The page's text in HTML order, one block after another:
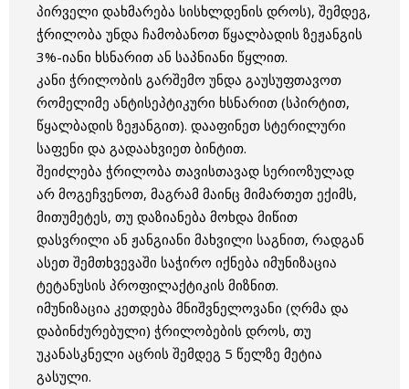
პირველი დახმარება სისხლდენის დროს), შემდეგ,
ჭრილობა უნდა ჩამობანოთ წყალბადის ზეჟანგის
3%-იანი ხსნარით ან საპნიანი წყლით.
კანი ჭრილობის გარშემო უნდა გაუსუფთავოთ
რომელიმე ანტისეპტიკური ხსნარით (სპირტით,
წყალბადის ზეჟანგით). დააფინეთ სტერილური
საფენი და გადაახვიეთ ბინტით.
შეიძლება ჭრილობა თავისთავად სერიოზულად
არ მოგეჩვენოთ, მაგრამ მაინც მიმართეთ ექიმს,
მითუმეტეს, თუ დაზიანება მოხდა მიწით
დასვრილი ან ჟანგიანი მახვილი საგნით, რადგან
ასეთ შემთხვევაში საჭირო იქნება იმუნიზაცია
ტეტანუსის პროფილაქტიკის მიზნით.
იმუნიზაცია კეთდება მნიშვნელოვანი (ღრმა და
დაბინძურებული) ჭრილობების დროს, თუ
უკანასკნელი აცრის შემდეგ 5 წელზე მეტია
გასული.